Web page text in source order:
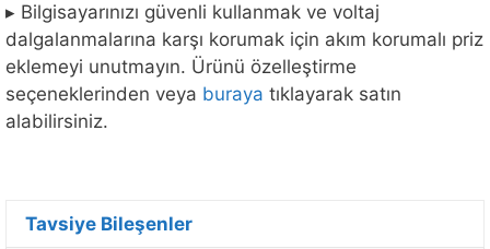
▸ Bilgisayarınızı güvenli kullanmak ve voltaj
dalgalanmalarına karşı korumak için akım korumalı priz
eklemeyi unutmayın. Ürünü özelleştirme
seçeneklerinden veya buraya tıklayarak satın
alabilirsiniz.
Tavsiye Bileşenler